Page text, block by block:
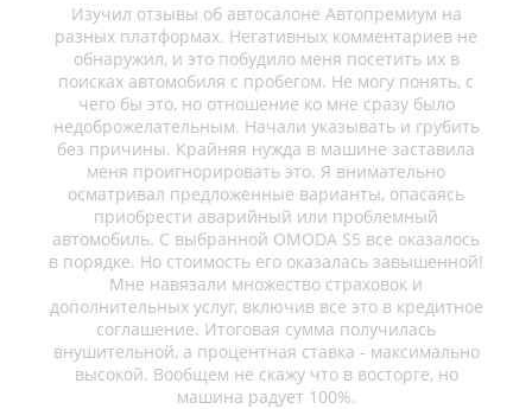
Изучил отзывы об автосалоне Автопремиум на
разных платформах. Негативных комментариев не
обнаружил, и это побудило меня посетить их в
поисках автомобиля с пробегом. Не могу понять, с
чего бы это, но отношение ко мне сразу было
недоброжелательным. Начали указывать и грубить
без причины. Крайняя нужда в машине заставила
меня проигнорировать это. Я внимательно
осматривал предложенные варианты, опасаясь
приобрести аварийный или проблемный
автомобиль. С выбранной OMODA S5 все оказалось
в порядке. Но стоимость его оказалась завышенной!
Мне навязали множество страховок и
дополнительных услуг, включив все это в кредитное
соглашение. Итоговая сумма получилась
внушительной, а процентная ставка - максимально
высокой. Вообщем не скажу что в восторге, но
машина радует 100%.